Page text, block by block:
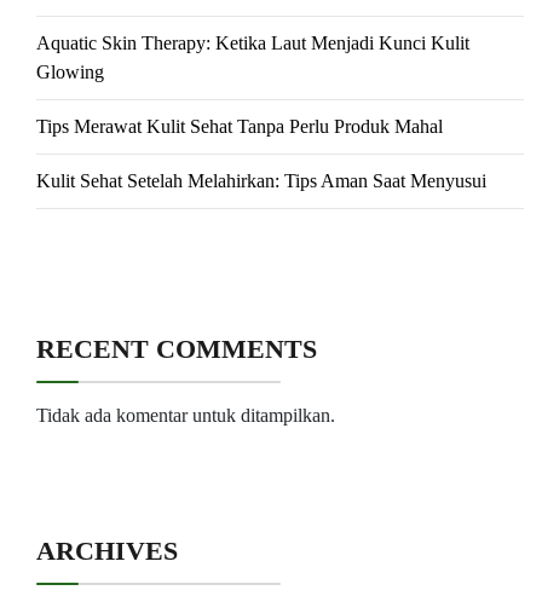
Aquatic Skin Therapy: Ketika Laut Menjadi Kunci Kulit
Glowing
Tips Merawat Kulit Sehat Tanpa Perlu Produk Mahal
Kulit Sehat Setelah Melahirkan: Tips Aman Saat Menyusui
RECENT COMMENTS
Tidak ada komentar untuk ditampilkan.
ARCHIVES